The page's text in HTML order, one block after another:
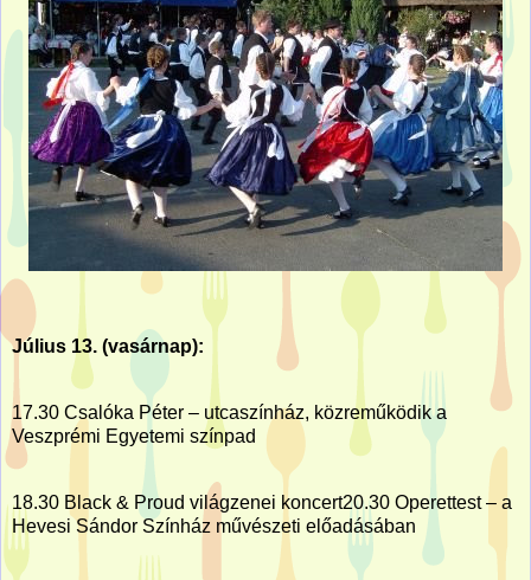
Július 13. (vasárnap):
17.30 Csalóka Péter – utcaszínház, közreműködik a
Veszprémi Egyetemi színpad
18.30 Black & Proud világzenei koncert20.30 Operettest – a
Hevesi Sándor Színház művészeti előadásában